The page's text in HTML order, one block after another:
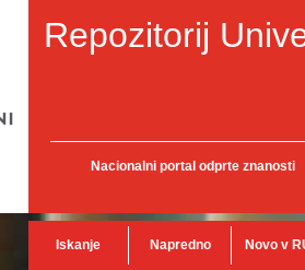
Repozitorij
Nacionalni portal odprte znanosti
Iskanje Napredno Novo v